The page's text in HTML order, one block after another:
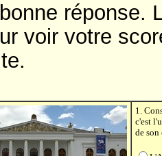
réponse.
voir votre
1.
c'est
de